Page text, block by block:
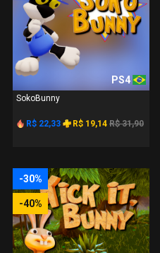
PS4
SokoBunny
R$ 22,33 R$ 19,14 R$ 31,90
-30%
-40%